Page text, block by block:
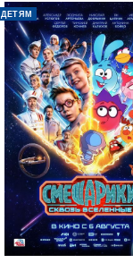
ДЕТЯМ